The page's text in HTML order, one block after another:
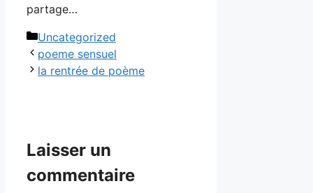
partage…
Catégories
Uncategorized
poeme sensuel
la rentrée de poème
Laisser un
commentaire